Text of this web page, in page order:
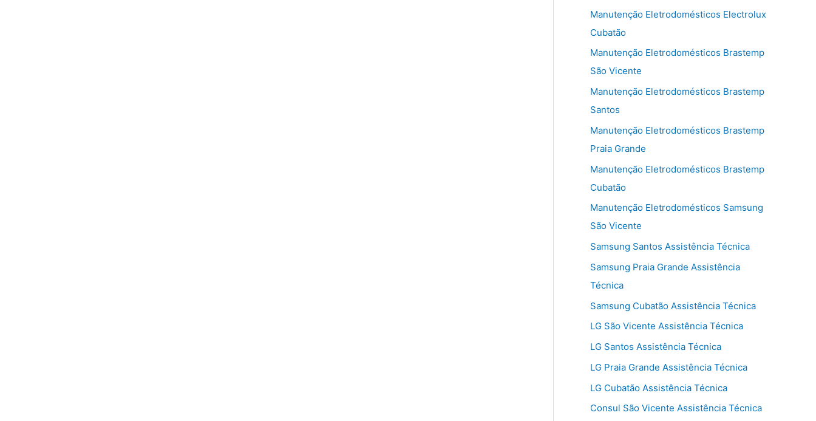
Manutenção Eletrodomésticos Electrolux
Cubatão
Manutenção Eletrodomésticos Brastemp
São Vicente
Manutenção Eletrodomésticos Brastemp
Santos
Manutenção Eletrodomésticos Brastemp
Praia Grande
Manutenção Eletrodomésticos Brastemp
Cubatão
Manutenção Eletrodomésticos Samsung
São Vicente
Samsung Santos Assistência Técnica
Samsung Praia Grande Assistência
Técnica
Samsung Cubatão Assistência Técnica
LG São Vicente Assistência Técnica
LG Santos Assistência Técnica
LG Praia Grande Assistência Técnica
LG Cubatão Assistência Técnica
Consul São Vicente Assistência Técnica